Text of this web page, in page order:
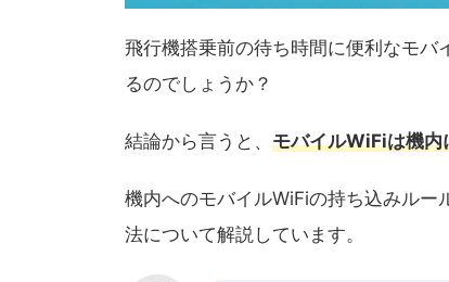
飛行機搭乗前の待ち時間に便利なモバ
るのでしょうか？
結論から言うと、 モバイルWiFiは機内
機内へのモバイルWiFiの持ち込みル
法について解説しています。